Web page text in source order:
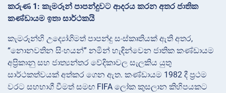
කරුණ 1: කැමරූන් පාපන්දුවට ආදරය කරන අතර ජාතික
කණ්ඩායම ඉතා සාර්ථකයි
කැමරූන්හි උද්‍යෝගිමත් පාපන්දු සංස්කෘතියක් ඇති අතර,
“නොනවතින සිංහයන්” නමින් හැඳින්වෙන ජාතික කණ්ඩායම
අප්‍රිකානු සහ ජාත්‍යන්තර වේදිකාවල සැලකිය යුතු
සාර්ථකත්වයක් අත්කර ගෙන ඇත. කණ්ඩායම 1982 දී ප්‍රථම
වරට සහභාගී වීමත් සමඟ FIFA ලෝක කුසලාන කිහිපයකට